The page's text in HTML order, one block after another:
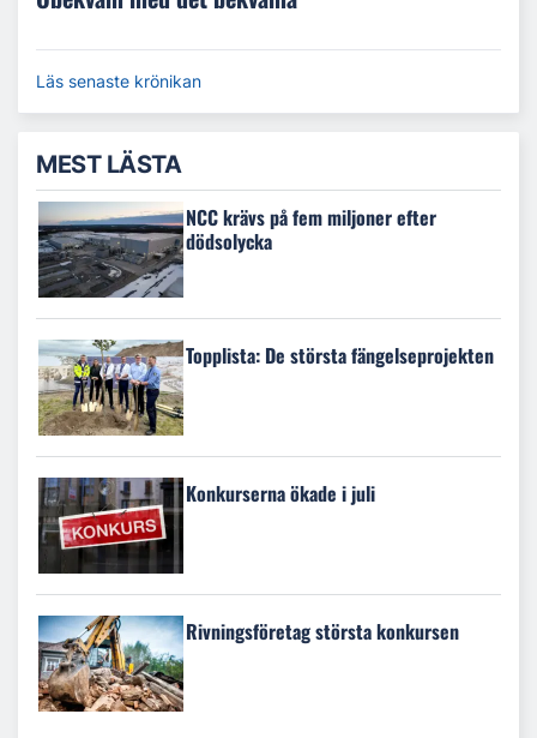
Läs senaste krönikan
MEST LÄSTA
NCC krävs på fem miljoner efter
dödsolycka
Topplista: De största fängelseprojekten
Konkurserna ökade i juli
Rivningsföretag största konkursen